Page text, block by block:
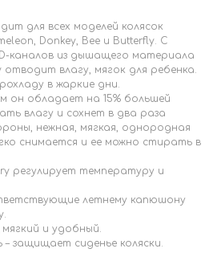
для всех моделей колясок
Donkey, Bee и Butterfly. С
каналов из дышащего материала
влагу, мягок для ребенка.
в жаркие дни.
он обладает на 15% большей
влагу и сохнет в два раза
нежная, мягкая, однородная
снимается и ее можно стирать в
регулирует температуру и
летнему капюшону
и удобный.
защищает сиденье коляски.